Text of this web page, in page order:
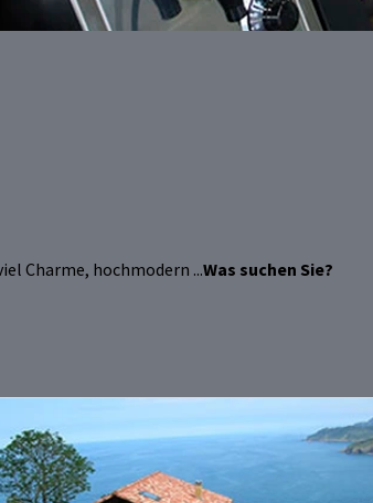
Charme, hochmodern ...Was suchen Sie?